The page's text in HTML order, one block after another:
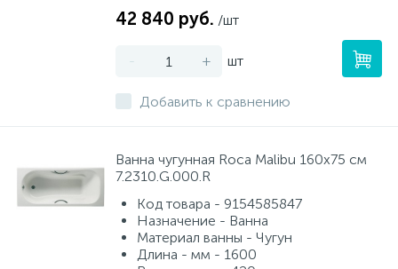
42 840 руб. /шт
- + шт
Добавить к сравнению
Ванна чугунная Roca Malibu 160х75 см
7.2310.G.000.R
Код товара - 9154585847
Назначение - Ванна
Материал ванны - Чугун
Длина - мм - 1600